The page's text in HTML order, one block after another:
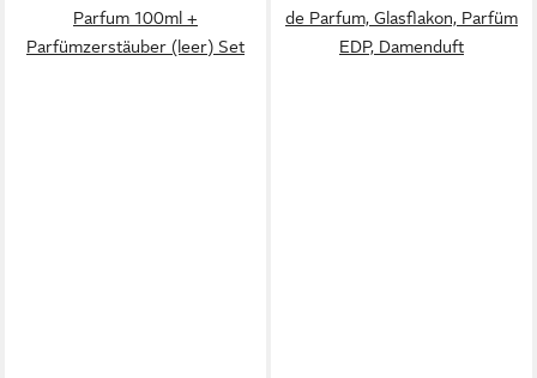
Parfum 100ml +
Parfümzerstäuber (leer) Set
de Parfum, Glasflakon, Parfüm
EDP, Damenduft